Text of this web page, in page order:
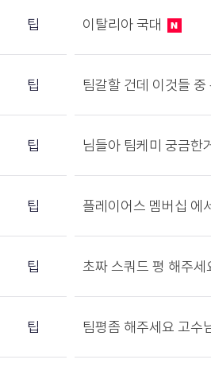
팁 이탈리아 국대
팁 팀갈할 건데 이것들
팁 님들아 팀케미 궁금한
팁 플레이어스 멤버십 에
팁 초짜 스쿼드 평 해주세
팁 팀평좀 해주세요 고수